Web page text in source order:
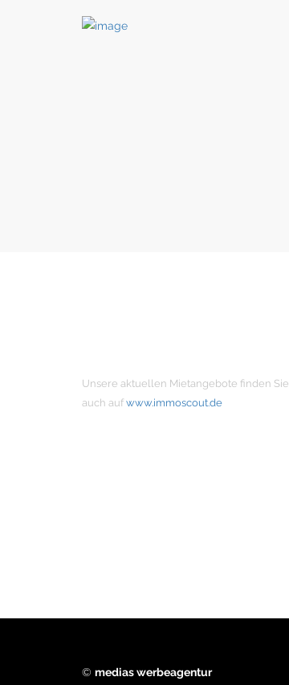
Unsere aktuellen Mietangebote finden Sie
auch auf www.immoscout.de
© medias werbeagentur